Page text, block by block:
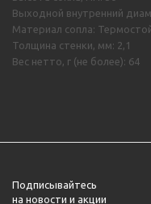
Выходной внутренний
Материал сопла:
Толщина стенки, мм: 2,1
Вес нетто, г (не более): 64
Подписывайтесь
на новости и акции